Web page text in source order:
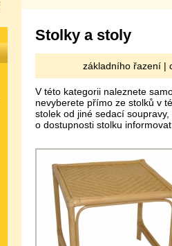
Stolky a stoly
základního řazení |
V této kategorii naleznete
nevyberete přímo ze stolků v
stolek od jiné sedací
o dostupnosti stolku